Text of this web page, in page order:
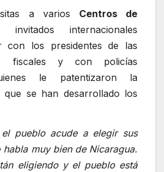
a varios Centros de
internacionales
con los presidentes de las
fiscales y con policías
le patentizaron la
que se han desarrollado los
pueblo acude a elegir sus
habla muy bien de Nicaragua.
eligiendo y el pueblo está